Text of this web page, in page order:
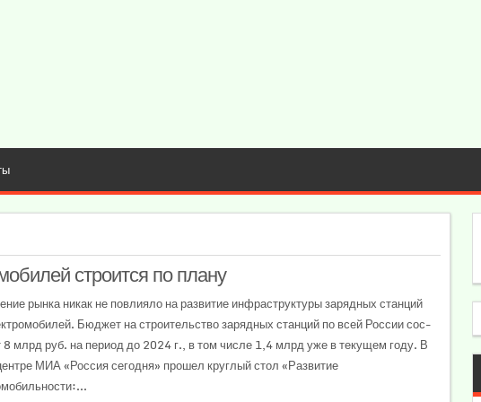
строится по плану
рын­ка ни­как не пов­лия­ло на раз­ви­тие ин­фраст­рук­ту­ры за­ряд­ных стан­ций
Бюд­жет на строи­тель­ство за­ряд­ных стан­ций по всей Рос­сии сос­
8 млрд руб. на пе­риод до 2024 г., в том чис­ле 1,4 млрд уже в те­кущем го­ду. В
МИА «Россия сегодня» прошел круглый стол «Развитие